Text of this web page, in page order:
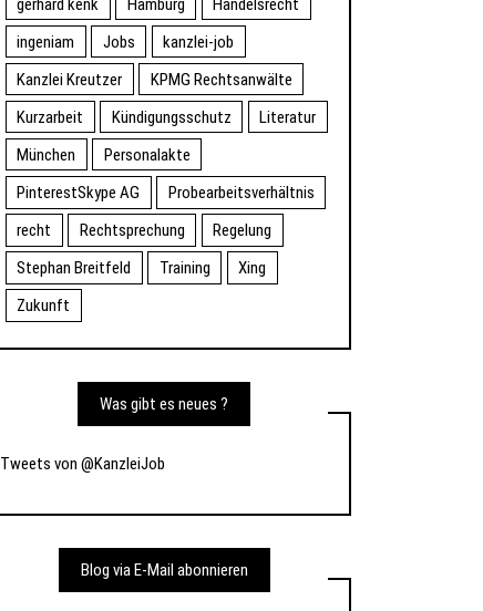
ingeniam
Jobs
kanzlei-job
Kanzlei Kreutzer
KPMG Rechtsanwälte
Kurzarbeit
Kündigungsschutz
Literatur
München
Personalakte
PinterestSkype AG
Probearbeitsverhältnis
recht
Rechtsprechung
Regelung
Stephan Breitfeld
Training
Xing
Zukunft
Was gibt es neues ?
Tweets von @KanzleiJob
Blog via E-Mail abonnieren